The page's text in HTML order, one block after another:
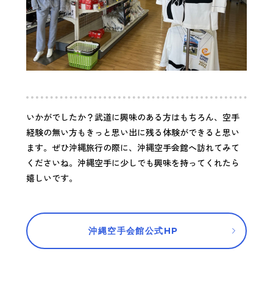
いかがでしたか？武道に興味のある方はもちろん、空手
経験の無い方もきっと思い出に残る体験ができると思い
ます。ぜひ沖縄旅行の際に、沖縄空手会館へ訪れてみて
くださいね。沖縄空手に少しでも興味を持ってくれたら
嬉しいです。
沖縄空手会館公式HP